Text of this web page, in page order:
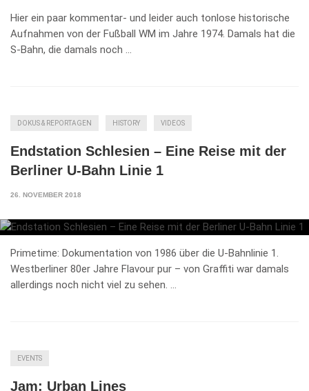
Hier ein paar kommentar- und leider auch tonlose historische
Aufnahmen von der Fußball WM im Jahre 1974. Damals hat die
S-Bahn, die damals noch …
DOKUS & REPORTAGEN HISTORY VIDEOS
Endstation Schlesien – Eine Reise mit der
Berliner U-Bahn Linie 1
26. NOVEMBER 2018
Primetime: Dokumentation von 1986 über die U-Bahnlinie 1.
Westberliner 80er Jahre Flavour pur – von Graffiti war damals
allerdings noch nicht viel zu sehen. …
EVENTS
Jam: Urban Lines